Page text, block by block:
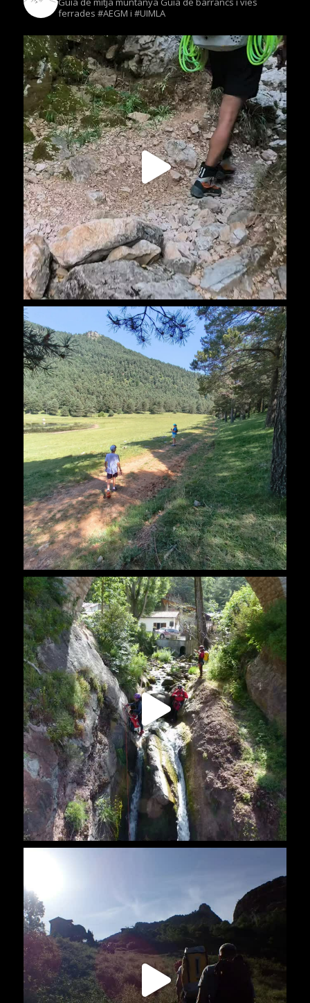
ferrades #AEGM i #UIMLA